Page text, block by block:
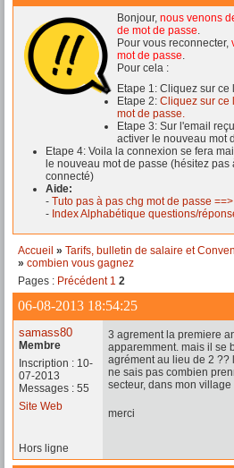
Bonjour, nous venons
de mot de passe.
Pour vous reconnecter,
mot de passe.
Pour cela :
Etape 1: Cliquez sur
Etape 2: Cliquez sur ce
mot de passe.
Etape 3: Sur l'email
activer le nouveau mot
Etape 4: Voila la connexion se fera
le nouveau mot de passe (hésitez
connecté)
Aide:
- Tuto pas à pas chg mot de passe
- Index Alphabétique questions/
Accueil » Tarifs, bulletin de salaire et
» combien vous gagnez
Pages : Précédent 1 2
06-08-2013 18:54:25
samass80
Membre
Inscription : 10-
07-2013
Messages : 55
Site Web
3 agrement la premiere
apparemment. mais il se
agrément au lieu de 2 ??
ne sais pas combien
secteur, dans mon
merci
Hors ligne